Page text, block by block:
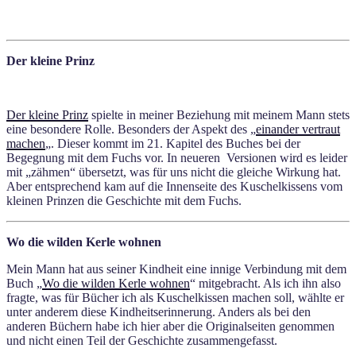
Der kleine Prinz
Der kleine Prinz spielte in meiner Beziehung mit meinem Mann stets
eine besondere Rolle. Besonders der Aspekt des „einander vertraut
machen„. Dieser kommt im 21. Kapitel des Buches bei der
Begegnung mit dem Fuchs vor. In neueren Versionen wird es leider
mit „zähmen“ übersetzt, was für uns nicht die gleiche Wirkung hat.
Aber entsprechend kam auf die Innenseite des Kuschelkissens vom
kleinen Prinzen die Geschichte mit dem Fuchs.
Wo die wilden Kerle wohnen
Mein Mann hat aus seiner Kindheit eine innige Verbindung mit dem
Buch „Wo die wilden Kerle wohnen“ mitgebracht. Als ich ihn also
fragte, was für Bücher ich als Kuschelkissen machen soll, wählte er
unter anderem diese Kindheitserinnerung. Anders als bei den
anderen Büchern habe ich hier aber die Originalseiten genommen
und nicht einen Teil der Geschichte zusammengefasst.